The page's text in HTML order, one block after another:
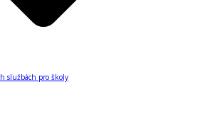
službách pro školy